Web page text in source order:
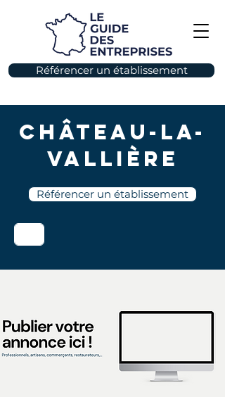
Référencer un établissement
Château-la-
Vallière
Référencer un établissement